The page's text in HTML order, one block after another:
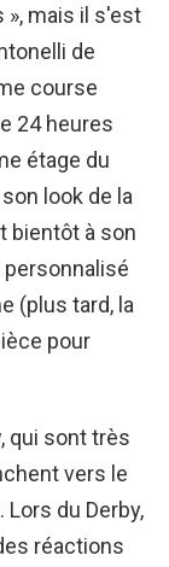
», mais il s'est
de
course
24 heures
étage du
look de la
bientôt à son
personnalisé
(plus tard, la
pour
qui sont très
vers le
du Derby,
réactions